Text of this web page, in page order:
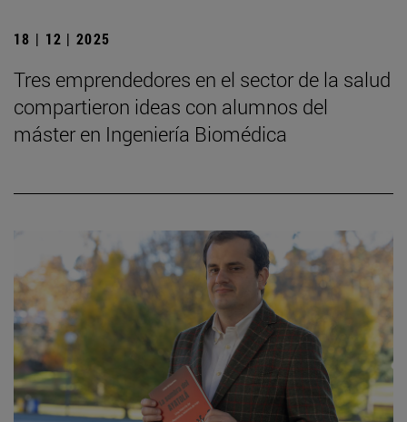
18 | 12 | 2025
Tres emprendedores en el sector de la salud
compartieron ideas con alumnos del
máster en Ingeniería Biomédica